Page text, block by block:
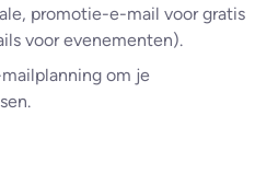
promotie-e-mail voor gratis
voor evenementen).
om je